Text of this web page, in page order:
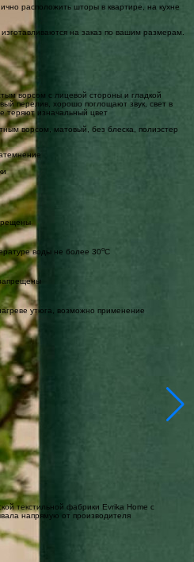
расположить шторы в квартире, на кухне
на заказ по вашим размерам.
ворсом с лицевой стороны и гладкой
перелив, хорошо поглощают звук, свет в
теряют изначальный цвет
ворсом, матовый, без блеска, полиэстер
воды не более 30oC
утюга, возможно применение
текстильной фабрики Evrika Home c
напрямую от производителя